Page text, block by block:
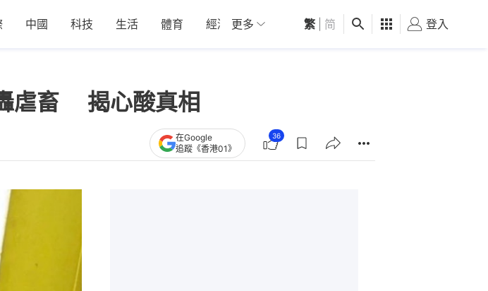
中國 科技 生活 體育 經濟 01深圳 觀點 健康 好食玩飛
更多 繁 简 登入
虐畜 揭心酸真相
在Google
追蹤《香港01》
36